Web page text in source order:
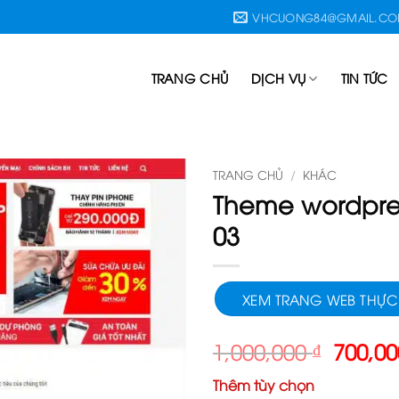
TRANG CHỦ DỊCH VỤ TIN TỨC
TRANG CHỦ / KHÁC
Theme
03
XEM TRANG WEB
1,000,000₫ Giá
gốc
Thêm tùy chọn